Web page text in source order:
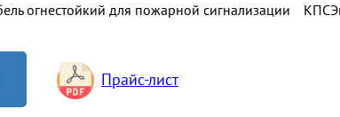
огнестойкий для пожарной сигнализации
Прайс-лист